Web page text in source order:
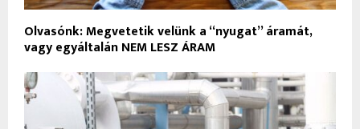
Olvasónk: Megvetetik velünk a “nyugat” áramát,
vagy egyáltalán NEM LESZ ÁRAM